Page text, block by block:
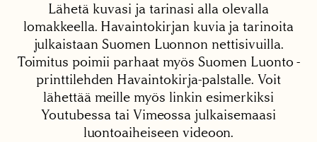
Lähetä kuvasi ja tarinasi alla olevalla
lomakkeella. Havaintokirjan kuvia ja tarinoita
julkaistaan Suomen Luonnon nettisivuilla.
Toimitus poimii parhaat myös Suomen Luonto -
printtilehden Havaintokirja-palstalle. Voit
lähettää meille myös linkin esimerkiksi
Youtubessa tai Vimeossa julkaisemaasi
luontoaiheiseen videoon.